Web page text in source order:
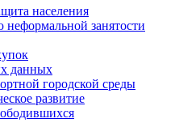
населения
занятости
данных
городской среды
развитие